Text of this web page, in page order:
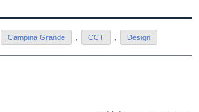
Campina Grande CCT Design